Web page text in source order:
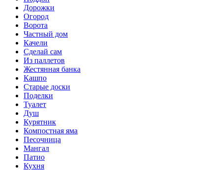
Дорожки
Огород
Ворота
Частный дом
Качели
Сделай сам
Из паллетов
Жестянная банка
Кашпо
Старые доски
Поделки
Туалет
Душ
Курятник
Компостная яма
Песочница
Мангал
Патио
Кухня